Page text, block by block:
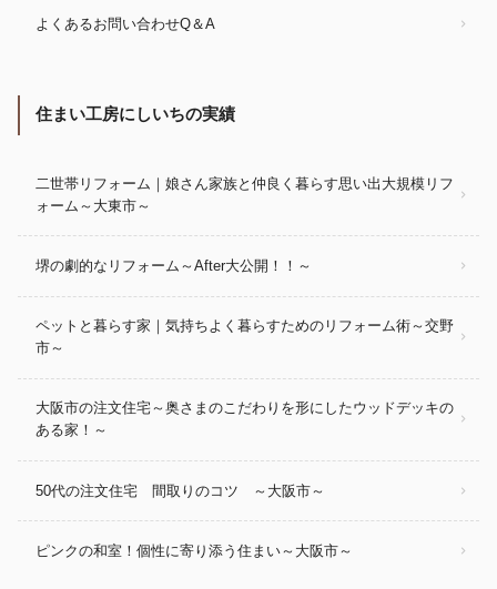
よくあるお問い合わせQ＆A
住まい工房にしいちの実績
二世帯リフォーム｜娘さん家族と仲良く暮らす思い出大規模リフ
ォーム～大東市～
堺の劇的なリフォーム～After大公開！！～
ペットと暮らす家｜気持ちよく暮らすためのリフォーム術～交野
市～
大阪市の注文住宅～奥さまのこだわりを形にしたウッドデッキの
ある家！～
50代の注文住宅 間取りのコツ ～大阪市～
ピンクの和室！個性に寄り添う住まい～大阪市～